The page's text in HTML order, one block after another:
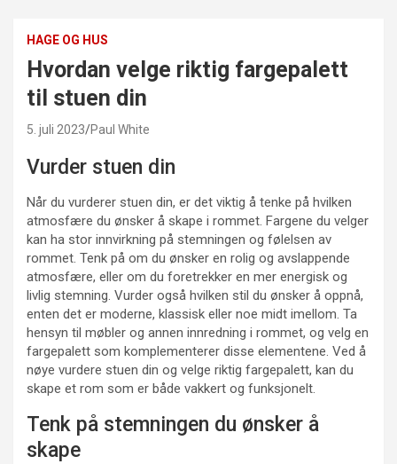
HAGE OG HUS
Hvordan velge riktig fargepalett
til stuen din
5. juli 2023 Paul White
Vurder stuen din
Når du vurderer stuen din, er det viktig å tenke på hvilken
atmosfære du ønsker å skape i rommet. Fargene du velger
kan ha stor innvirkning på stemningen og følelsen av
rommet. Tenk på om du ønsker en rolig og avslappende
atmosfære, eller om du foretrekker en mer energisk og
livlig stemning. Vurder også hvilken stil du ønsker å oppnå,
enten det er moderne, klassisk eller noe midt imellom. Ta
hensyn til møbler og annen innredning i rommet, og velg en
fargepalett som komplementerer disse elementene. Ved å
nøye vurdere stuen din og velge riktig fargepalett, kan du
skape et rom som er både vakkert og funksjonelt.
Tenk på stemningen du ønsker å
skape